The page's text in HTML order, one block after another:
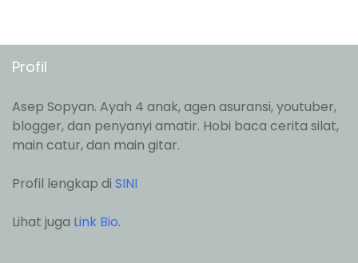
Profil
Asep Sopyan. Ayah 4 anak, agen asuransi, youtuber,
blogger, dan penyanyi amatir. Hobi baca cerita silat,
main catur, dan main gitar.
Profil lengkap di SINI
Lihat juga Link Bio.